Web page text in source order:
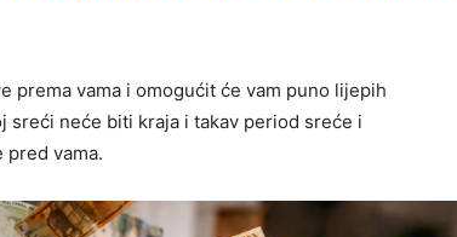
prema vama i omogućit će vam puno lijepih
sreći neće biti kraja i takav period sreće i
vama.